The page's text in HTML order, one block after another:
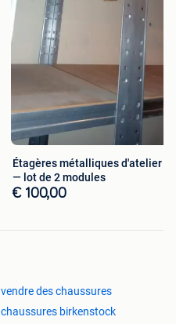
Étagères métalliques d'atelier
— lot de 2 modules
€ 100,00
vendre des chaussures
chaussures birkenstock